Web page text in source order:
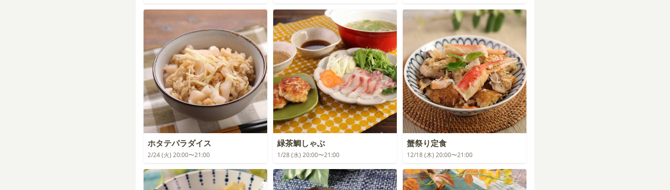
ホタテパラダイス
2/24 (火) 20:00〜21:00
緑茶鯛しゃぶ
1/28 (水) 20:00〜21:00
蟹祭り定食
12/18 (木) 20:00〜21:00